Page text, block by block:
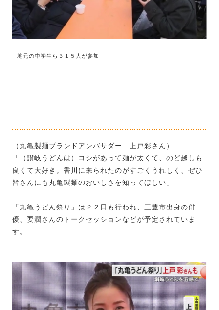
地元の中学生ら３１５人が参加
（丸亀製麺ブランドアンバサダー 上戸彩さん）
「（讃岐うどんは）コシがあって麺が太くて、のど越しも
良くて大好き。香川に来られたのがすごくうれしく、ぜひ
皆さんにも丸亀製麺のおいしさを知ってほしい」
「丸亀うどん祭り」は２２日も行われ、三豊市出身の俳
優、要潤さんのトークセッションなどが予定されていま
す。